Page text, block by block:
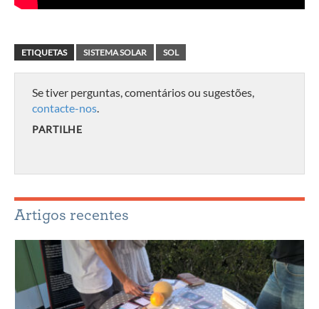
ETIQUETAS SISTEMA SOLAR SOL
Se tiver perguntas, comentários ou sugestões,
contacte-nos.
PARTILHE
Artigos recentes